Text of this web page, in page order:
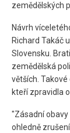
zemědělských
Návrh
Richard Takáč
Slovensku.
zemědělská
větších.
kteří zpravidla
"Zásadní
ohledně